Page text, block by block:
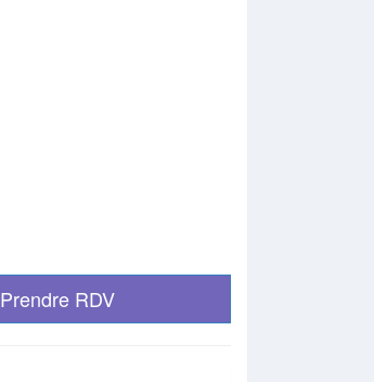
Prendre RDV